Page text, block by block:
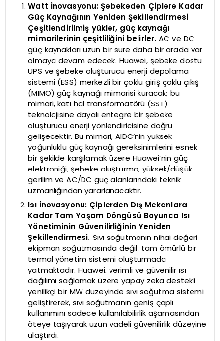
Watt İnovasyonu: Şebekeden Çiplere Kadar
Güç Kaynağının Yeniden Şekillendirmesi
Çeşitlendirilmiş yükler, güç kaynağı
mimarilerinin çeşitliliğini belirler.AC ve DC
güç kaynakları uzun bir süre daha bir arada var
olmaya devam edecek. Huawei, şebeke dostu
UPS ve şebeke oluşturucu enerji depolama
sistemi (ESS) merkezli bir çoklu giriş çoklu çıkış
(MIMO) güç kaynağı mimarisi kuracak; bu
mimari, katı hal transformatörü (SST)
teknolojisine dayalı entegre bir şebeke
oluşturucu enerji yönlendiricisine doğru
gelişecektir. Bu mimari, AIDC’nin yüksek
yoğunluklu güç kaynağı gereksinimlerini esnek
bir şekilde karşılamak üzere Huawei’nin güç
elektroniği, şebeke oluşturma, yüksek/düşük
gerilim ve AC/DC güç alanlarındaki teknik
uzmanlığından yararlanacaktır.
Isı İnovasyonu: Çiplerden Dış Mekanlara
Kadar Tam Yaşam Döngüsü Boyunca Isı
Yönetiminin Güvenilirliğinin Yeniden
Şekillendirmesi. Sıvı soğutmanın nihai değeri
ekipman soğutmasında değil, tam ömürlü bir
termal yönetim sistemi oluşturmada
yatmaktadır. Huawei, verimli ve güvenilir ısı
dağılımı sağlamak üzere yapay zeka destekli
yenilikçi bir MW düzeyinde sıvı soğutma sistemi
geliştirerek, sıvı soğutmanın geniş çaplı
kullanımını sadece kullanılabilirlik aşamasından
öteye taşıyarak uzun vadeli güvenilirlik düzeyine
ulaştırdı.